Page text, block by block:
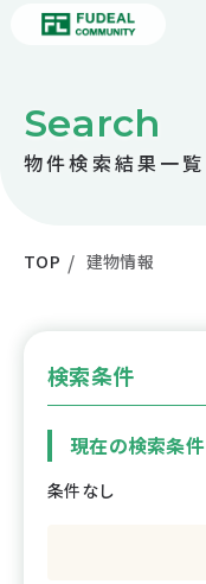
物件検索結果一覧
Search
TOP 建物情報
検索条件
現在の検索条件
条件なし